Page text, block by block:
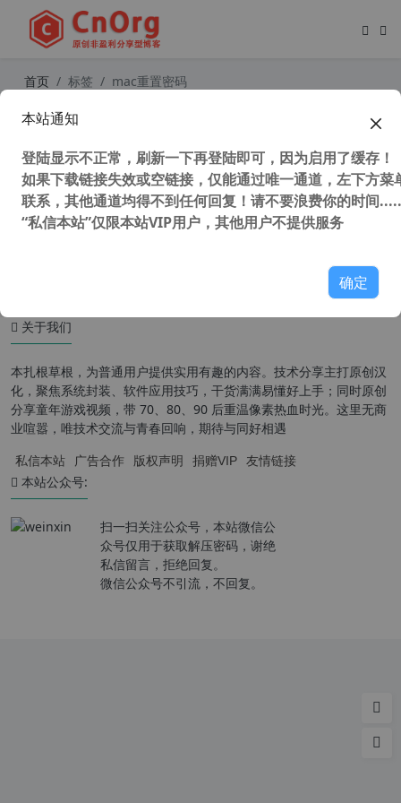
首页 标签 mac重置密码
ac用户登录密码
关于我们
本扎根草根，为普通用户提供实用有趣的内容。技术分享主打原创汉
化，聚焦系统封装、软件应用技巧，干货满满易懂好上手；同时原创
分享童年游戏视频，带 70、80、90 后重温像素热血时光。这里无商
业喧嚣，唯技术交流与青春回响，期待与同好相遇
私信本站 广告合作 版权声明 捐赠VIP 友情链接
本站公众号:
扫一扫关注公众号，本站微信公
众号仅用于获取解压密码，谢绝
私信留言，拒绝回复。
微信公众号不引流，不回复。
本站通知
登陆显示不正常，刷新一下再登陆即可，因为启用了缓存！
如果下载链接失效或空链接，仅能通过唯一通道，左下方菜
联系，其他通道均得不到任何回复！请不要浪费你的时间
“私信本站”仅限本站VIP用户，其他用户不提供服务
确定